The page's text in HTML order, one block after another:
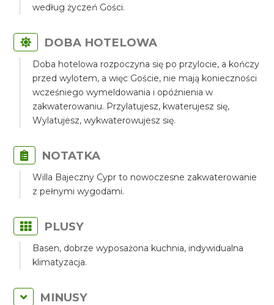
według życzeń Gości.
DOBA HOTELOWA
Doba hotelowa rozpoczyna się po przylocie, a kończy
przed wylotem, a więc Goście, nie mają konieczności
wcześniego wymeldowania i opóźnienia w
zakwaterowaniu. Przylatujesz, kwaterujesz się,
Wylatujesz, wykwaterowujesz się.
NOTATKA
Willa Bajeczny Cypr to nowoczesne zakwaterowanie
z pełnymi wygodami.
PLUSY
Basen, dobrze wyposażona kuchnia, indywidualna
klimatyzacja.
MINUSY